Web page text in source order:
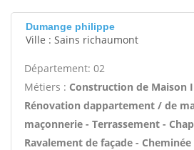
Dumange philippe
Ville : Sains richaumont
Département: 02
Métiers : Construction de Maison
Rénovation dappartement / de
maçonnerie - Terrassement -
Ravalement de façade -